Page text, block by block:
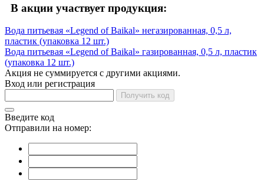
В акции участвует продукция:
Вода питьевая «Legend of Baikal» негазированная, 0,5 л,
пластик (упаковка 12 шт.)
Вода питьевая «Legend of Baikal» газированная, 0,5 л, пластик
(упаковка 12 шт.)
Акция не суммируется с другими акциями.
Вход или регистрация
Получить код
Введите код
Отправили на номер: